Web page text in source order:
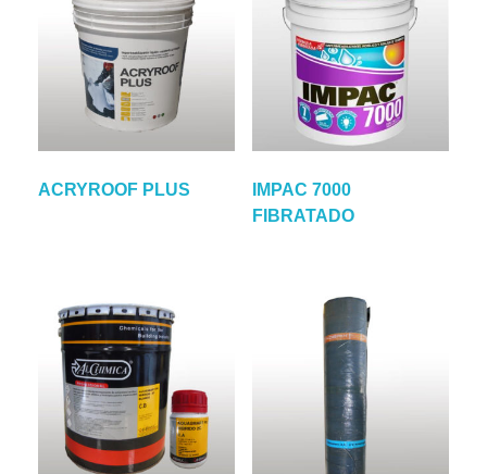
ACRYROOF PLUS
IMPAC 7000
FIBRATADO